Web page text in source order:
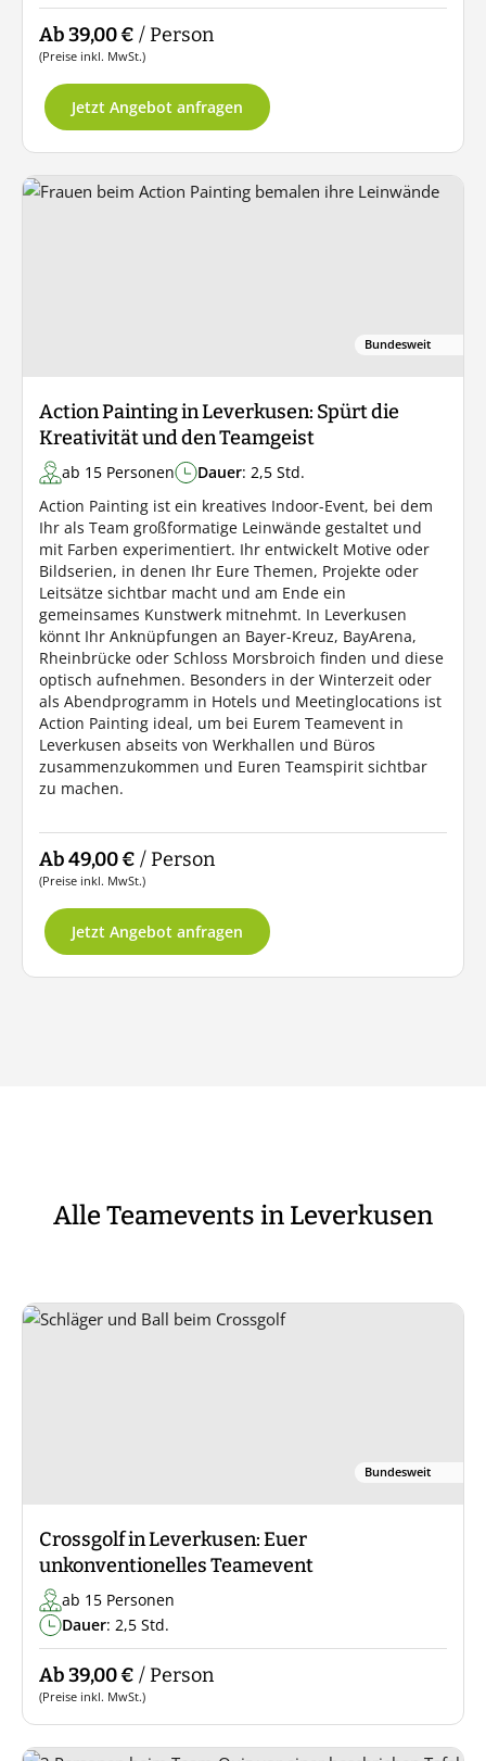
Ab 39,00 € / Person
(Preise inkl. MwSt.)
Jetzt Angebot anfragen
Bundesweit
Action Painting in Leverkusen: Spürt die
Kreativität und den Teamgeist
ab 15 Personen Dauer: 2,5 Std.
Action Painting ist ein kreatives Indoor-Event, bei dem
Ihr als Team großformatige Leinwände gestaltet und
mit Farben experimentiert. Ihr entwickelt Motive oder
Bildserien, in denen Ihr Eure Themen, Projekte oder
Leitsätze sichtbar macht und am Ende ein
gemeinsames Kunstwerk mitnehmt. In Leverkusen
könnt Ihr Anknüpfungen an Bayer-Kreuz, BayArena,
Rheinbrücke oder Schloss Morsbroich finden und diese
optisch aufnehmen. Besonders in der Winterzeit oder
als Abendprogramm in Hotels und Meetinglocations ist
Action Painting ideal, um bei Eurem Teamevent in
Leverkusen abseits von Werkhallen und Büros
zusammenzukommen und Euren Teamspirit sichtbar
zu machen.
Ab 49,00 € / Person
(Preise inkl. MwSt.)
Jetzt Angebot anfragen
Alle Teamevents in Leverkusen
Bundesweit
Crossgolf in Leverkusen: Euer
unkonventionelles Teamevent
ab 15 Personen
Dauer: 2,5 Std.
Ab 39,00 € / Person
(Preise inkl. MwSt.)